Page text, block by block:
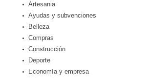
Artesania
Ayudas y subvenciones
Belleza
Compras
Construcción
Deporte
Economía y empresa